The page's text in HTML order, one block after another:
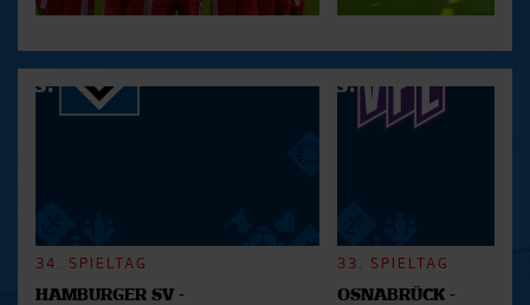
34. SPIELTAG
HAMBURGER SV -
33. SPIELTAG
OSNABRÜCK -